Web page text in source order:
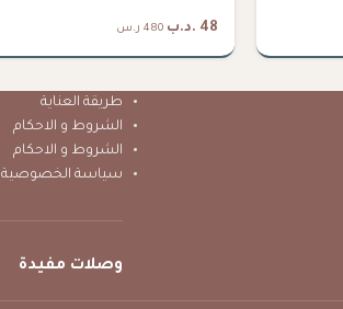
48 .د.ب 480 ر.س
طريقة العناية
الشروط و الاحكام
الشروط و الاحكام
سياسة الخصوصية
وصلات مفيدة